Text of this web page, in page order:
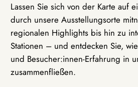
Lassen Sie sich von der Karte auf
durch unsere Ausstellungsorte
regionalen Highlights bis hin zu
Stationen – und entdecken Sie,
und Besucher:innen-Erfahrung in
zusammenfließen.